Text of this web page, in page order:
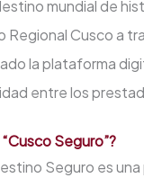
mundial de
Regional Cusco a
la plataforma
entre los
Seguro”?
Seguro es